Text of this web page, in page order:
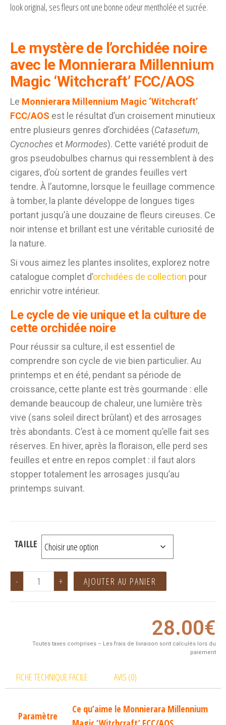
look original, ses fleurs ont une bonne odeur mentholée et sucrée.
Le mystère de l’orchidée noire
avec le Monnierara Millennium
Magic ‘Witchcraft’ FCC/AOS
Le Monnierara Millennium Magic ‘Witchcraft’
FCC/AOS est le résultat d’un croisement minutieux
entre plusieurs genres d’orchidées (Catasetum,
Cycnoches etMormodes). Cette variété produit de
gros pseudobulbes charnus qui ressemblent à des
cigares, d’où sortent de grandes feuilles vert
tendre. À l’automne, lorsque le feuillage commence
à tomber, la plante développe de longues tiges
portant jusqu’à une douzaine de fleurs cireuses. Ce
noir intense et brillant est une véritable curiosité de
la nature.
Si vous aimez les plantes insolites, explorez notre
catalogue complet d’orchidées de collection pour
enrichir votre intérieur.
Le cycle de vie unique et la culture de
cette orchidée noire
Pour réussir sa culture, il est essentiel de
comprendre son cycle de vie bien particulier. Au
printemps et en été, pendant sa période de
croissance, cette plante est très gourmande : elle
demande beaucoup de chaleur, une lumière très
vive (sans soleil direct brûlant) et des arrosages
très abondants. C’est à ce moment qu’elle fait ses
réserves. En hiver, après la floraison, elle perd ses
feuilles et entre en repos complet : il faut alors
stopper totalement les arrosages jusqu’au
printemps suivant.
TAILLE
- + AJOUTER AU PANIER
28.00€
Toutes taxes comprises – Les frais de livraison sont calculés lors du
paiement
FICHE TECHNIQUE FACILE AVIS (0)
Paramètre
Ce qu’aime le Monnierara Millennium